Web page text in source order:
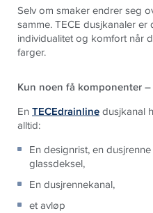
Selv om smaker endrer seg
samme. TECE dusjkanaler
individualitet og komfort når
farger.
Kun noen få komponenter
EnTECEdrainlinedusjkanal
alltid:
En designrist, en
glassdeksel,
En dusjrennekanal,
et avløp